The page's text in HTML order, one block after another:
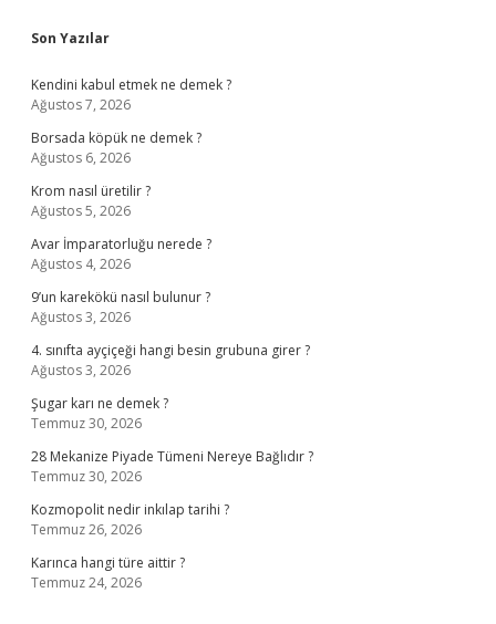
Sidebar
Son Yazılar
Kendini kabul etmek ne demek ?
Ağustos 7, 2026
Borsada köpük ne demek ?
Ağustos 6, 2026
Krom nasıl üretilir ?
Ağustos 5, 2026
Avar İmparatorluğu nerede ?
Ağustos 4, 2026
9’un karekökü nasıl bulunur ?
Ağustos 3, 2026
4. sınıfta ayçiçeği hangi besin grubuna girer ?
Ağustos 3, 2026
Şugar karı ne demek ?
Temmuz 30, 2026
28 Mekanize Piyade Tümeni Nereye Bağlıdır ?
Temmuz 30, 2026
Kozmopolit nedir inkılap tarihi ?
Temmuz 26, 2026
Karınca hangi türe aittir ?
Temmuz 24, 2026